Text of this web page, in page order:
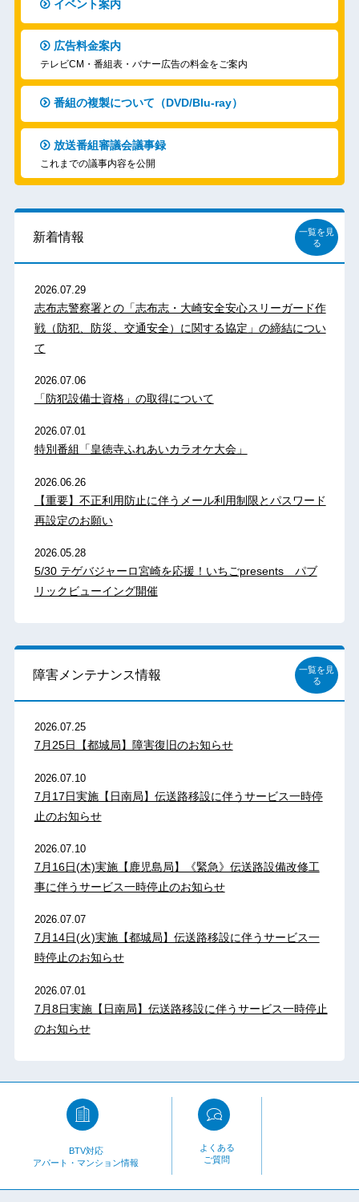
イベント案内
広告料金案内
テレビCM・番組表・バナー広告の料金をご案内
番組の複製について（DVD/Blu-ray）
放送番組審議会議事録
これまでの議事内容を公開
新着情報
一覧を見
る
2026.07.29
志布志警察署との「志布志・大崎安全安心スリーガード作
戦（防犯、防災、交通安全）に関する協定」の締結につい
て
2026.07.06
「防犯設備士資格」の取得について
2026.07.01
特別番組「皇徳寺ふれあいカラオケ大会」
2026.06.26
【重要】不正利用防止に伴うメール利用制限とパスワード
再設定のお願い
2026.05.28
5/30 テゲバジャーロ宮崎を応援！いちごpresents パブ
リックビューイング開催
障害メンテナンス情報
一覧を見
る
2026.07.25
7月25日【都城局】障害復旧のお知らせ
2026.07.10
7月17日実施【日南局】伝送路移設に伴うサービス一時停
止のお知らせ
2026.07.10
7月16日(木)実施【鹿児島局】《緊急》伝送路設備改修工
事に伴うサービス一時停止のお知らせ
2026.07.07
7月14日(火)実施【都城局】伝送路移設に伴うサービス一
時停止のお知らせ
2026.07.01
7月8日実施【日南局】伝送路移設に伴うサービス一時停止
のお知らせ
BTV対応
アパート・マンション情報
よくある
ご質問